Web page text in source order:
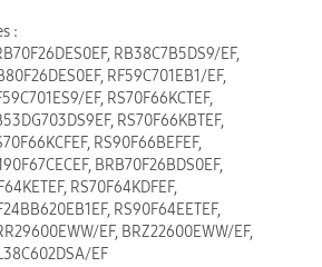
:
RB38C7B5DS9/EF,
RF59C701EB1/EF,
EF, RS70F66KCTEF,
RS70F66KBTEF,
RS90F66BEFEF,
BRB70F26BDS0EF,
RS70F64KDFEF,
RS90F64EETEF,
EF, BRZ22600EWW/EF,
EF